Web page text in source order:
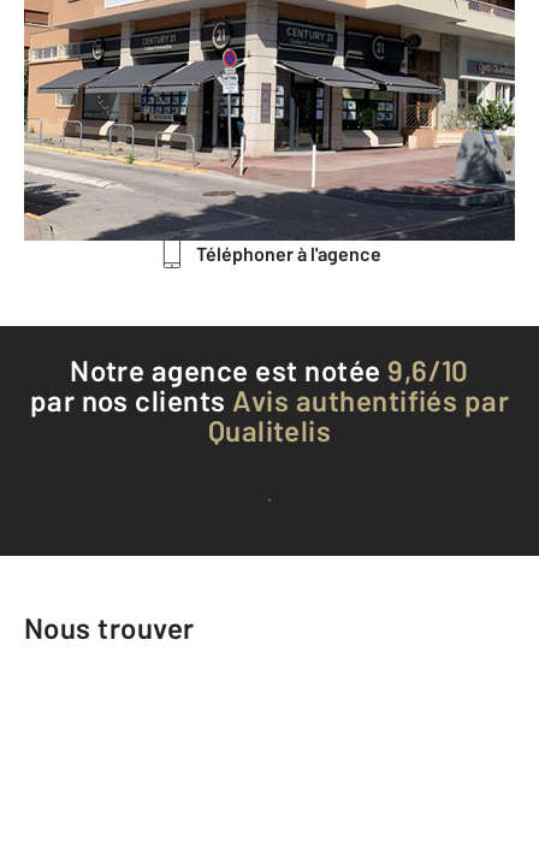
CENTURY 21 Colbert Immobilier
64 avenue Pasteur Immeuble les
Muriers - BAT B3
LA VALETTE DU VAR - 83160
Envoyer un message
Téléphoner à l'agence
Notre agence est notée 9,6/10
par nos clients Avis authentifiés par
Qualitelis
Voir tous les avis clients
Nous trouver